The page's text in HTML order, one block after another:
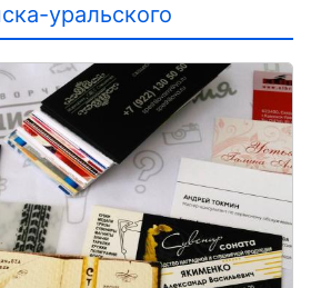
уральского